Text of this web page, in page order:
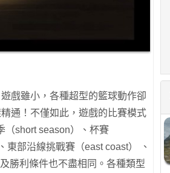
戲雖小，各種超型的籃球動作卻
通！不僅如此，遊戲的比賽模式
（short season）、杯賽
東部沿線挑戰賽（east coast） 、
勝利條件也不盡相同。各種類型